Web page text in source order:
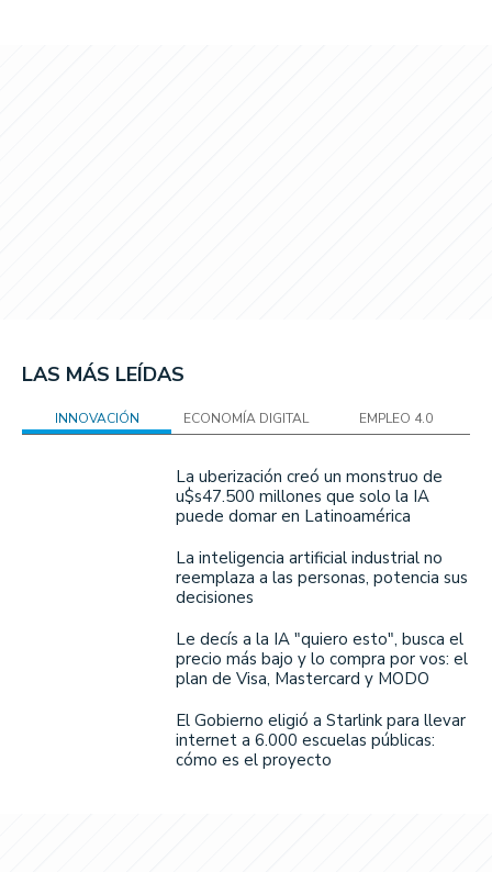
LAS MÁS LEÍDAS
INNOVACIÓN ECONOMÍA DIGITAL EMPLEO 4.0
La uberización creó un monstruo de
u$s47.500 millones que solo la IA
puede domar en Latinoamérica
La inteligencia artificial industrial no
reemplaza a las personas, potencia sus
decisiones
Le decís a la IA "quiero esto", busca el
precio más bajo y lo compra por vos: el
plan de Visa, Mastercard y MODO
El Gobierno eligió a Starlink para llevar
internet a 6.000 escuelas públicas:
cómo es el proyecto